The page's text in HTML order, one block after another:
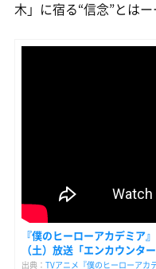
木」に宿る“信念”とはー
『僕のヒーローアカデミア
（土）放送「エンカウンター
出典： TVアニメ『僕のヒーローアカ